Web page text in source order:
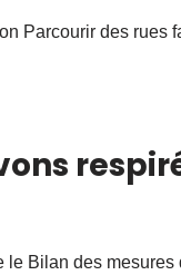
Parcourir des rues
le Bilan des